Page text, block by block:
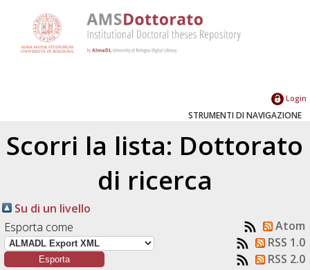
Login
STRUMENTI DI NAVIGAZIONE
Scorri la lista: Dottorato
di ricerca
Su di un livello
Esporta come
Atom
RSS 1.0
RSS 2.0